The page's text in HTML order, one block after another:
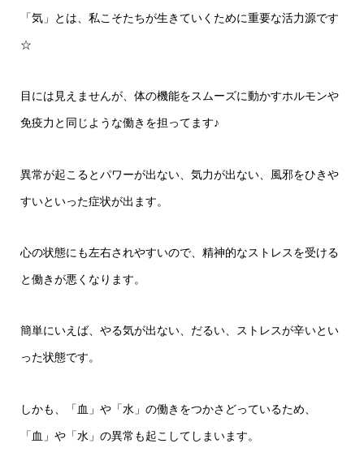
「気」とは、私こそたちが生きていくために重要な活力源です
☆
目には見えませんが、体の機能をスムーズに動かすホルモンや
免疫力と同じような働きを担ってます♪
異常が起こるとパワーが出ない、気力が出ない、風邪をひきや
すいといった症状が出ます。
心の状態にも左右されやすいので、精神的なストレスを受ける
と働きが悪くなります。
簡単にいえば、やる気が出ない、だるい、ストレスが辛いとい
った状態です。
しかも、「血」や「水」の働きをつかさどっているため、
「血」や「水」の異常も起こしてしまいます。